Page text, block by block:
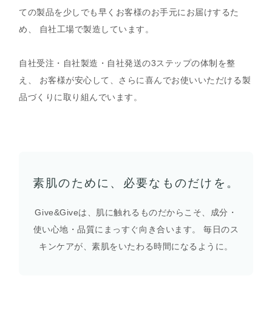
ての製品を少しでも早くお客様のお手元にお届けするた
め、 自社工場で製造しています。
自社受注・自社製造・自社発送の3ステップの体制を整
え、 お客様が安心して、さらに喜んでお使いいただける製
品づくりに取り組んでいます。
素肌のために、必要なものだけを。
Give&Giveは、肌に触れるものだからこそ、成分・
使い心地・品質にまっすぐ向き合います。 毎日のス
キンケアが、素肌をいたわる時間になるように。